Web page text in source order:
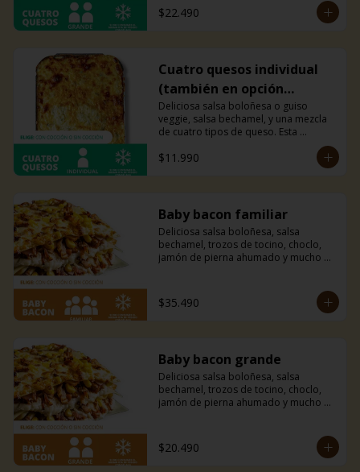
Recomendada para 2 personas.
$22.490
Cuatro quesos individual
(también en opción
veggie)
Deliciosa salsa boloñesa o guiso
veggie, salsa bechamel, y una mezcla
de cuatro tipos de queso. Esta
combinación hará explotar tu paladar.
$11.990
Baby bacon familiar
Deliciosa salsa boloñesa, salsa
bechamel, trozos de tocino, choclo,
jamón de pierna ahumado y mucho
$35.490
Baby bacon grande
Deliciosa salsa boloñesa, salsa
bechamel, trozos de tocino, choclo,
jamón de pierna ahumado y mucho
$20.490